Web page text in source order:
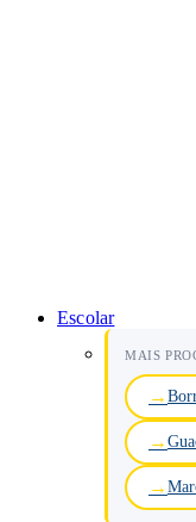
Escolar
MAIS